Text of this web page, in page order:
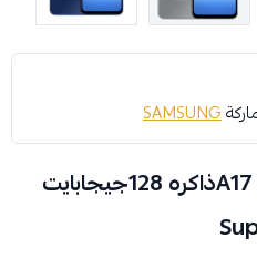
SAMSUNG
جوال سامسونج جالكسي A17ذاكره 128جيجابايت